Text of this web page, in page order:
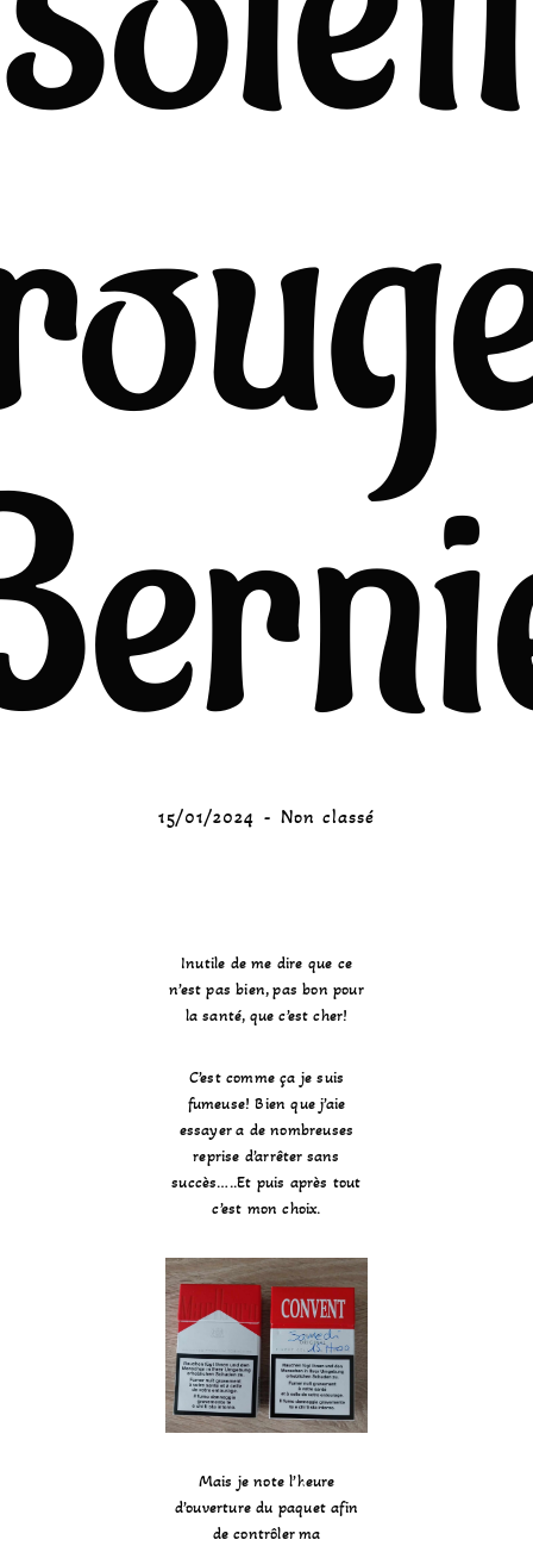
15/01/2024 Non classé
Inutile de me dire que ce
n’est pas bien, pas bon pour
la santé, que c’est cher!
C’est comme ça je suis
fumeuse! Bien que j’aie
essayer a de nombreuses
reprise d’arrêter sans
succès…..Et puis après tout
c’est mon choix.
Mais je note l’heure
d’ouverture du paquet afin
de contrôler ma